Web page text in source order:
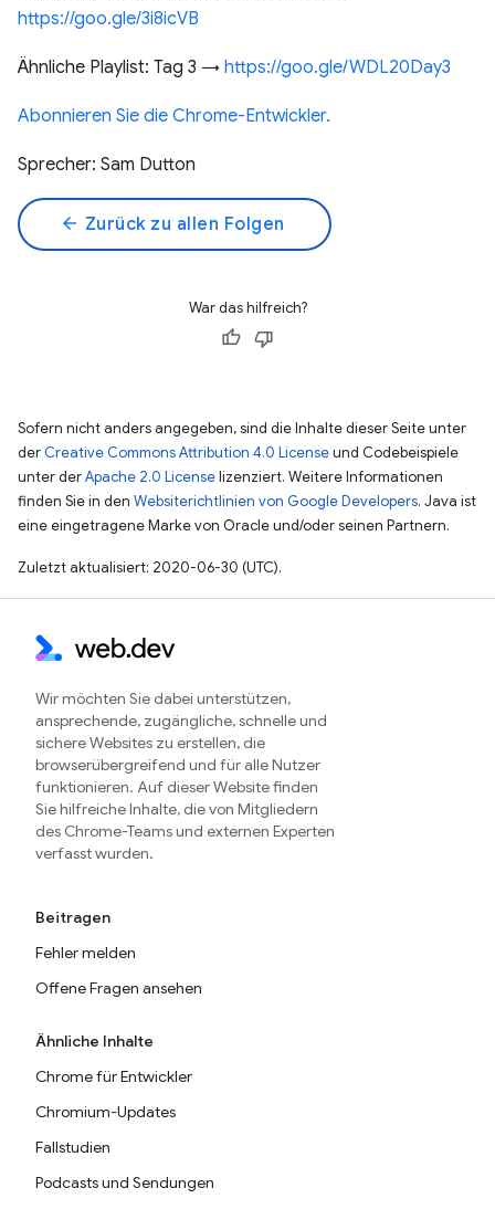
https://goo.gle/3i8icVB
Ähnliche Playlist: Tag 3 → https://goo.gle/WDL20Day3
Abonnieren Sie die Chrome-Entwickler.
Sprecher: Sam Dutton
arrow_back Zurück zu allen Folgen
War das hilfreich?
Sofern nicht anders angegeben, sind die Inhalte dieser Seite unter
der Creative Commons Attribution 4.0 Licenseund Codebeispiele
unter derApache 2.0 Licenselizenziert. Weitere Informationen
finden Sie in den Websiterichtlinien von Google Developers. Java ist
eine eingetragene Marke von Oracle und/oder seinen Partnern.
Zuletzt aktualisiert: 2020-06-30 (UTC).
Wir möchten Sie dabei unterstützen,
ansprechende, zugängliche, schnelle und
sichere Websites zu erstellen, die
browserübergreifend und für alle Nutzer
funktionieren. Auf dieser Website finden
Sie hilfreiche Inhalte, die von Mitgliedern
des Chrome-Teams und externen Experten
verfasst wurden.
Beitragen
Fehler melden
Offene Fragen ansehen
Ähnliche Inhalte
Chrome für Entwickler
Chromium-Updates
Fallstudien
Podcasts und Sendungen